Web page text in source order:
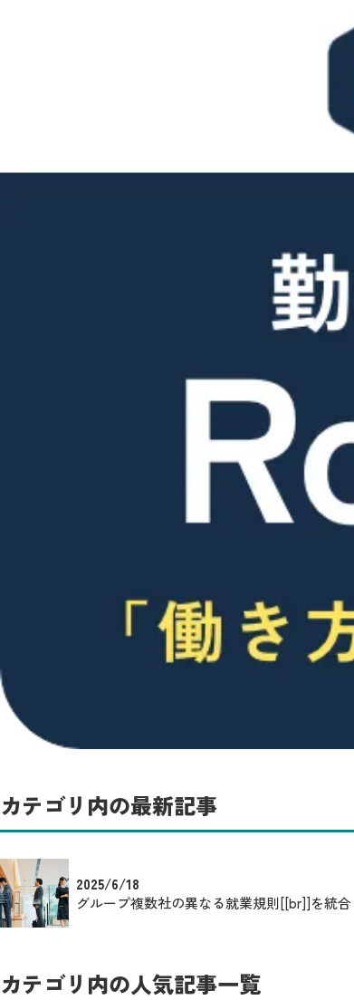
カテゴリ内の最新記事
2025/6/18
グループ複数社の異なる就業規則[[br]]を統
カテゴリ内の人気記事一覧